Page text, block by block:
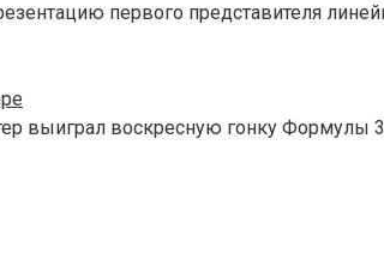
первого представителя
выиграл воскресную гонку Формулы 3